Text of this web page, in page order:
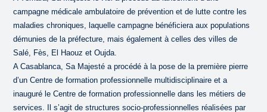
campagne médicale ambulatoire de prévention et de lutte contre les
maladies chroniques, laquelle campagne bénéficiera aux populations
démunies de la préfecture, mais également à celles des villes de
Salé, Fès, El Haouz et Oujda.
A Casablanca, Sa Majesté a procédé à la pose de la première pierre
d’un Centre de formation professionnelle multidisciplinaire et a
inauguré le Centre de formation professionnelle dans les métiers de
services. Il s’agit de structures socio-professionnelles réalisées par